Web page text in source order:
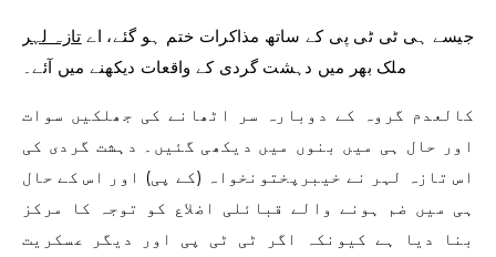
جیسے ہی ٹی ٹی پی کے ساتھ مذاکرات ختم ہو گئے، اے تازہ لہر
ملک بھر میں دہشت گردی کے واقعات دیکھنے میں آئے۔
کالعدم گروہ کے دوبارہ سر اٹھانے کی جھلکیں سوات
اور حال ہی میں بنوں میں دیکھی گئیں۔ دہشت گردی کی
اس تازہ لہر نے خیبرپختونخواہ (کے پی) اور اس کے حال
ہی میں ضم ہونے والے قبائلی اضلاع کو توجہ کا مرکز
بنا دیا ہے کیونکہ اگر ٹی ٹی پی اور دیگر عسکریت